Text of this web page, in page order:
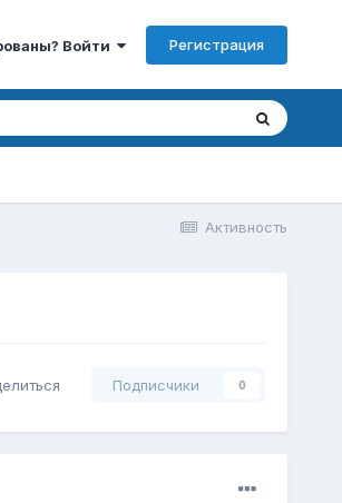
Войти Регистрация
Активность
Подписчики 0